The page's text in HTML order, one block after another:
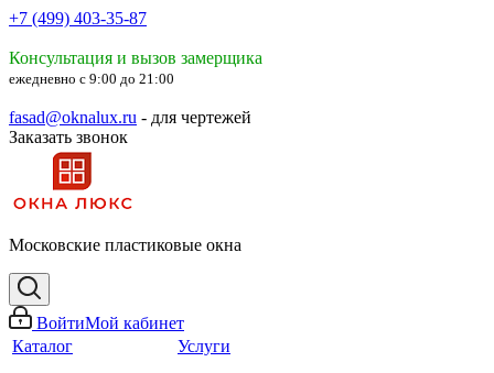
+7 (499) 403-35-87
Консультация и вызов замерщика
ежедневно с 9:00 до 21:00
fasad@oknalux.ru - для чертежей
Заказать звонок
Московские пластиковые окна
ВойтиМой кабинет
Каталог
Услуги